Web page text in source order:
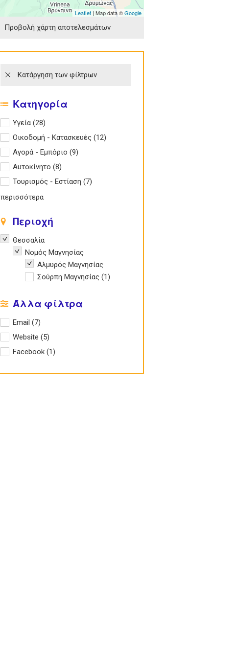
Leaflet | Map data ©Google
Προβολή χάρτη αποτελεσμάτων
Κατάργηση των φίλτρων
Κατηγορία
Apply Υγεία filter
Υγεία (28)
Apply Οικοδομή - Κατασκευές filter
Οικοδομή - Κατασκευές (12)
Apply Αγορά - Εμπόριο filter
Αγορά - Εμπόριο (9)
Apply Αυτοκίνητο filter
Αυτοκίνητο (8)
Apply Τουρισμός - Εστίαση filter
Τουρισμός - Εστίαση (7)
περισσότερα
Περιοχή
Remove Θεσσαλία filter
Θεσσαλία
Remove Νομός Μαγνησίας filter
Νομός Μαγνησίας
Remove Αλμυρός Μαγνησίας filter
Αλμυρός Μαγνησίας
Apply Σούρπη Μαγνησίας filter
Σούρπη Μαγνησίας (1)
Άλλα φίλτρα
Apply Email filter
Email (7)
Apply Website filter
Website (5)
Apply Facebook filter
Facebook (1)